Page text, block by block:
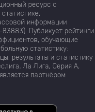
ресурс о
информации
Публикует рейтинги
обучающие
статистику:
результаты и статистику
Ла Лига, Серия А,
партнёром